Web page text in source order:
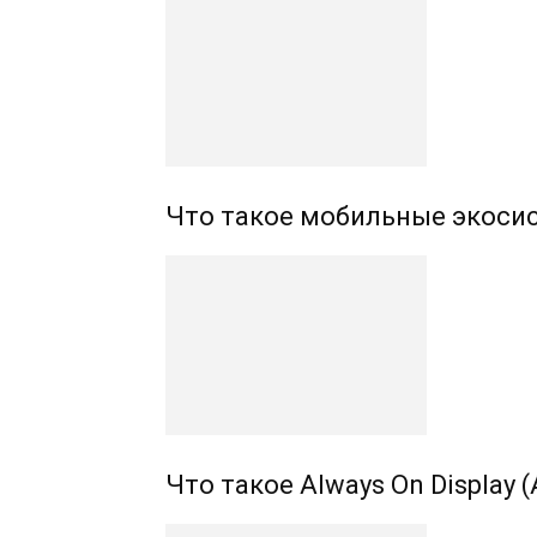
Что такое мобильные
Что такое Always On Display